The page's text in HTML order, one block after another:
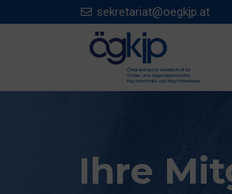
sekretariat@oegkjp.at
Ihre